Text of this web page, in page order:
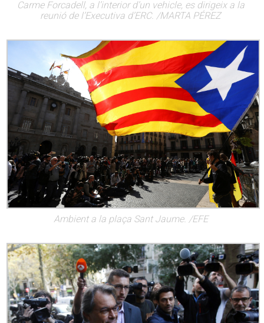
Carme Forcadell, a l’interior d’un vehicle, es dirigeix a la
reunió de l’Executiva d’ERC. /MARTA PÉREZ
Ambient a la plaça Sant Jaume. /EFE